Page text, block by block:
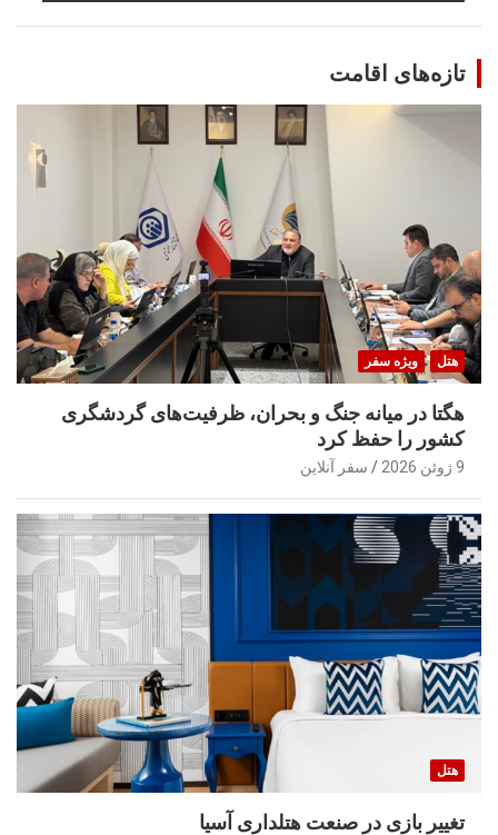
تازه‌های اقامت
هتل ویژه سفر
هگتا در میانه جنگ و بحران، ظرفیت‌های گردشگری
کشور را حفظ کرد
9 ژوئن 2026 سفر آنلاین
هتل
تغییر بازی در صنعت هتلداری آسیا